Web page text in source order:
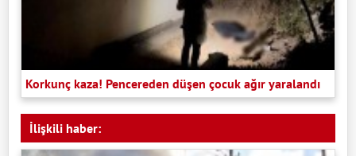
Korkunç kaza! Pencereden düşen çocuk ağır yaralandı
İlişkili haber: